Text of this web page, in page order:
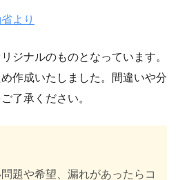
より
ジナルのものとなっています。
作成いたしました。間違いや分
了承ください。
題や希望、漏れがあったらコ